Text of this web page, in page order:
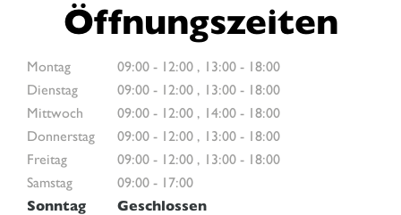
Öffnungszeiten
Montag 09:00 - 12:00 , 13:00 - 18:00
Dienstag
09:00 - 12:00 , 13:00 - 18:00
Mittwoch
09:00 - 12:00 , 14:00 - 18:00
Donnerstag
09:00 - 12:00 , 13:00 - 18:00
Freitag
09:00 - 12:00 , 13:00 - 18:00
Samstag
09:00 - 17:00
Sonntag
Geschlossen